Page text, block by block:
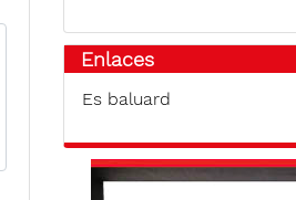
Enlaces
Es baluard